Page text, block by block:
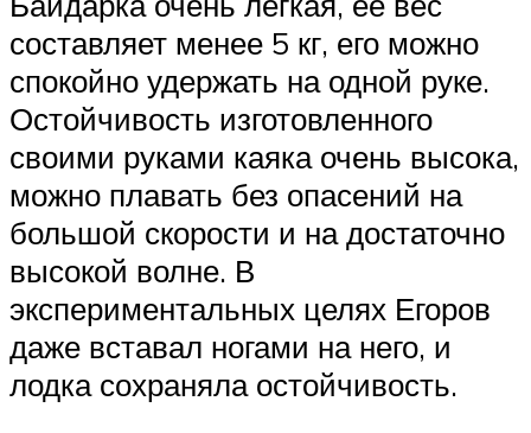
составляет менее 5 кг, его можно
спокойно удержать на одной руке.
Остойчивость изготовленного
своими руками каяка очень высока,
можно плавать без опасений на
большой скорости и на достаточно
высокой волне. В
экспериментальных целях Егоров
даже вставал ногами на него, и
лодка сохраняла остойчивость.